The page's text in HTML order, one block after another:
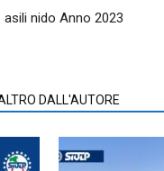
nido Anno 2023
DALL'AUTORE